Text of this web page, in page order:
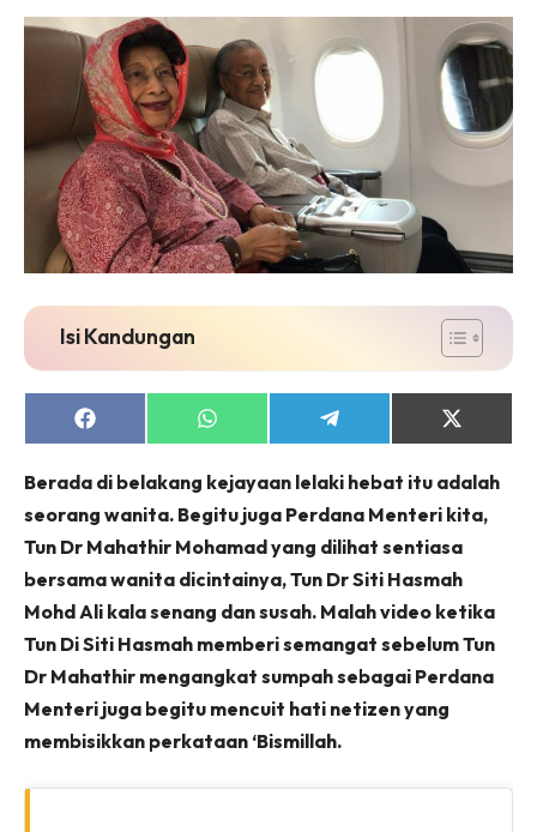
Isi Kandungan
Share
on
Share
on
Share
on
Share
on
(Twitter)
Berada di belakang kejayaan lelaki hebat itu adalah
seorang wanita. Begitu juga Perdana Menteri kita,
Tun Dr Mahathir Mohamad yang dilihat sentiasa
bersama wanita dicintainya, Tun Dr Siti Hasmah
Mohd Ali kala senang dan susah. Malah video ketika
Tun Di Siti Hasmah memberi semangat sebelum Tun
Dr Mahathir mengangkat sumpah sebagai Perdana
Menteri juga begitu mencuit hati netizen yang
membisikkan perkataan ‘Bismillah.